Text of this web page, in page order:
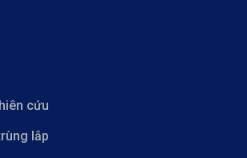
cứu
lắp